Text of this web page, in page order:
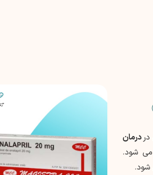
درمان
می شود.
شود.